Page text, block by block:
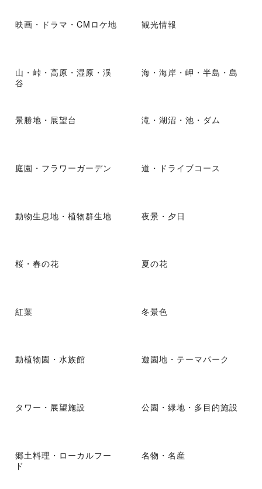
映画・ドラマ・CMロケ地 観光情報
山・峠・高原・湿原・渓
谷
海・海岸・岬・半島・島
景勝地・展望台 滝・湖沼・池・ダム
庭園・フラワーガーデン 道・ドライブコース
動物生息地・植物群生地 夜景・夕日
桜・春の花 夏の花
紅葉 冬景色
動植物園・水族館 遊園地・テーマパーク
タワー・展望施設 公園・緑地・多目的施設
郷土料理・ローカルフー
ド
名物・名産